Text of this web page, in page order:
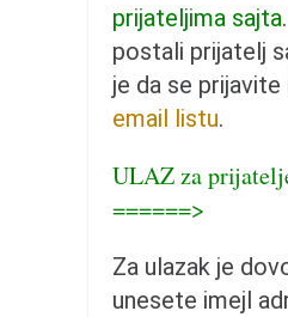
zabranjena istorija
ćirilica
porodične priče
Okinava karate
prijateljima sajta
postali prijatelj
je da se prijavite
email listu.
ULAZ za
======>
Za ulazak je
unesete imejl